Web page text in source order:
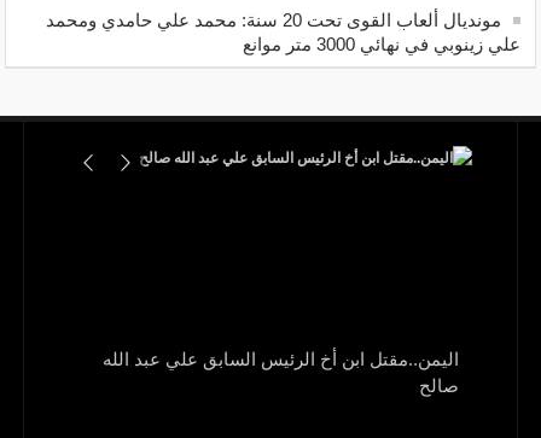
مونديال ألعاب القوى تحت 20 سنة: محمد علي حامدي ومحمد
علي زينوبي في نهائي 3000 متر موانع
اليمن..مقتل ابن أخ الرئيس السابق علي عبد الله
صالح